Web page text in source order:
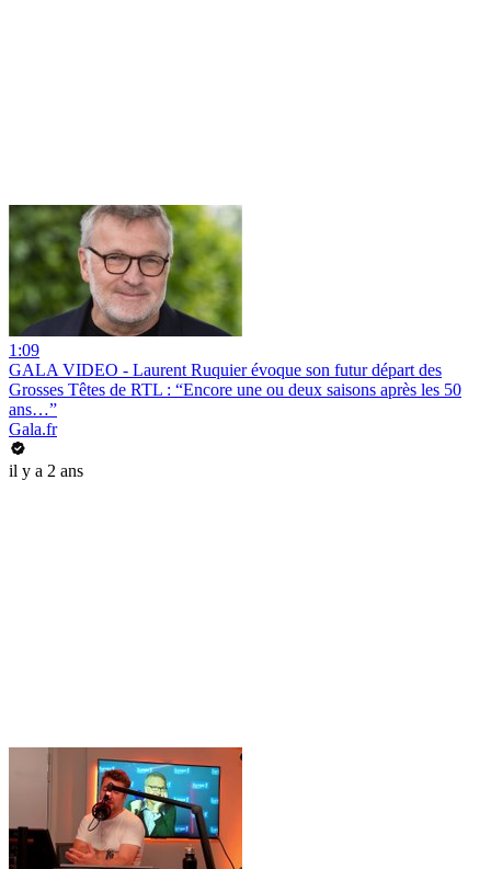
1:09
GALA VIDEO - Laurent Ruquier évoque son futur départ des
Grosses Têtes de RTL : “Encore une ou deux saisons après les 50
ans…”
Gala.fr
il y a 2 ans